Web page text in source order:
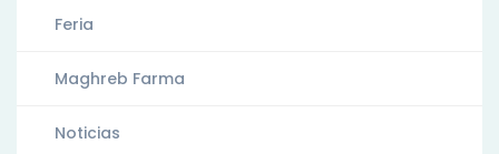
Feria
Maghreb Farma
Noticias